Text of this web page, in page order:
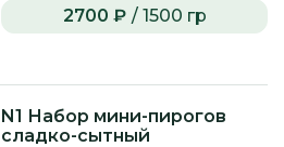
2700 ₽ / 1500 гр
N1 Набор мини-пирогов
сладко-сытный